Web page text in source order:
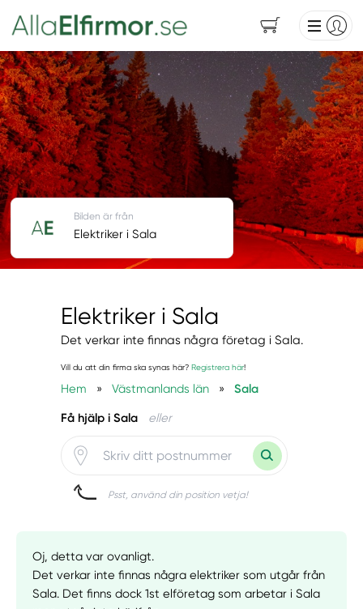
Elektriker i Sala
Det verkar inte finnas några företag i Sala.
Vill du att din firma ska synas här? Registrera här!
Hem » Västmanlands län » Sala
Få hjälp i Sala eller
Psst, använd din position vetja!
Bilden är från
Elektriker i Sala
Oj, detta var ovanligt.
Det verkar inte finnas några elektriker som utgår från
Sala. Det finns dock 1st elföretag som arbetar i Sala